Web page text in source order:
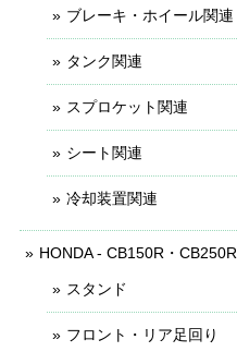
ブレーキ・ホイール関連
タンク関連
スプロケット関連
シート関連
冷却装置関連
HONDA - CB150R・CB250R
スタンド
フロント・リア足回り